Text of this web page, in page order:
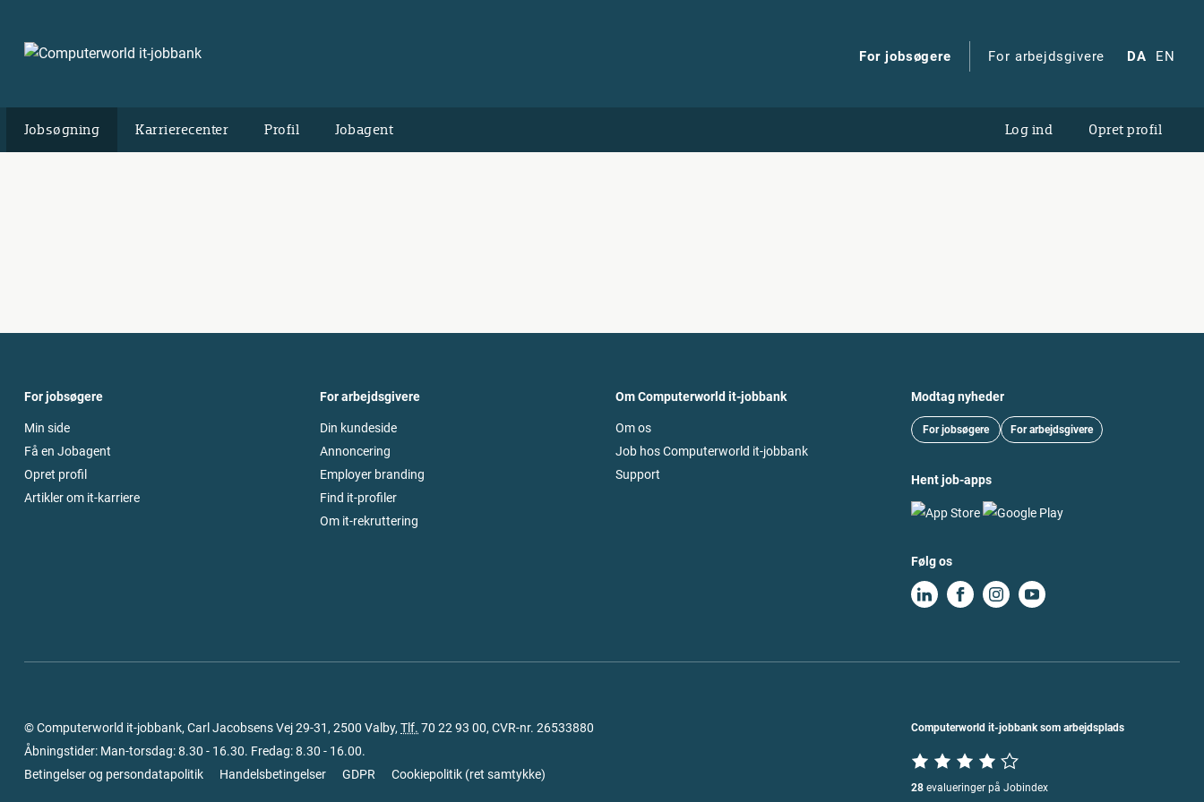
For jobsøgere For arbejdsgivere DA EN
Jobsøgning Karrierecenter Profil Jobagent Log ind Opret profil
For jobsøgere
Min side
Få en Jobagent
Opret profil
Artikler om it-karriere
For arbejdsgivere
Din kundeside
Annoncering
Employer branding
Find it-profiler
Om it-rekruttering
Om Computerworld it-jobbank
Om os
Job hos Computerworld it-jobbank
Support
Modtag nyheder
For jobsøgere For arbejdsgivere
Hent job-apps
Følg os
© Computerworld it-jobbank, Carl Jacobsens Vej 29-31, 2500 Valby, Tlf. 70 22 93 00, CVR-nr. 26533880
Åbningstider: Man-torsdag: 8.30 - 16.30. Fredag: 8.30 - 16.00.
Betingelser og persondatapolitik
Handelsbetingelser GDPR Cookiepolitik (ret samtykke)
Computerworld it-jobbank som arbejdsplads
28 evalueringer på Jobindex